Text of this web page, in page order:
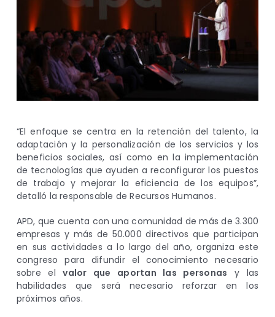
“El enfoque se centra en la retención del talento, la
adaptación y la personalización de los servicios y los
beneficios sociales, así como en la implementación
de tecnologías que ayuden a reconfigurar los puestos
de trabajo y mejorar la eficiencia de los equipos”,
detalló la responsable de Recursos Humanos.
APD, que cuenta con una comunidad de más de 3.300
empresas y más de 50.000 directivos que participan
en sus actividades a lo largo del año, organiza este
congreso para difundir el conocimiento necesario
sobre elvalor que aportan las personas y las
habilidades que será necesario reforzar en los
próximos años.